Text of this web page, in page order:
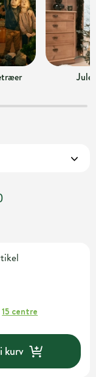
)
15 centre
kurv